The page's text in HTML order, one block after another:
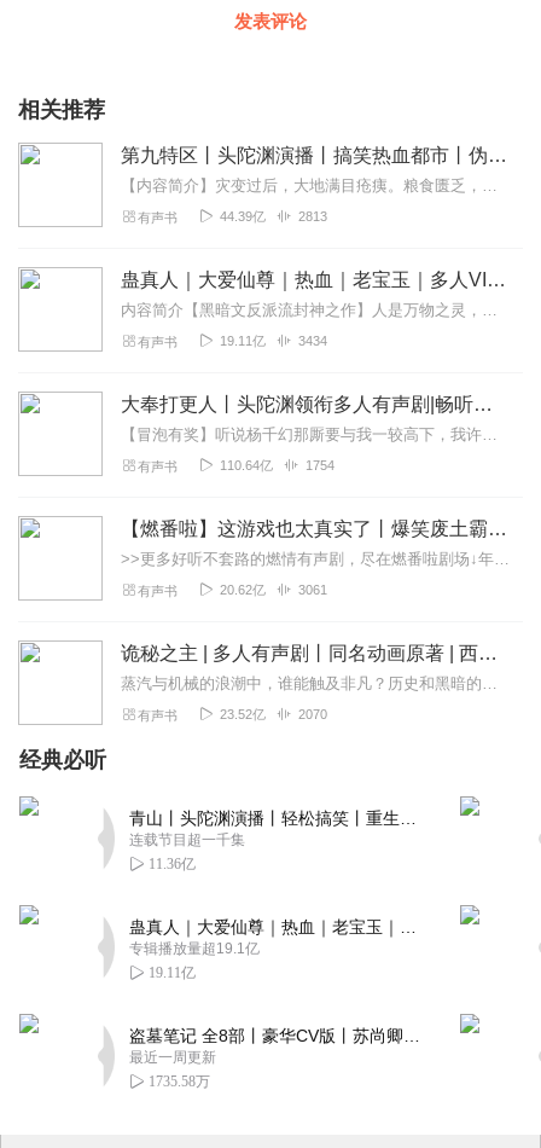
发表评论
相关推荐
第九特区丨头陀渊演播丨搞笑热血都市丨伪戒丨VIP免费多人有声剧
【内容简介】灾变过后，大地满目疮痍。粮食匮乏，资源紧俏，局势混乱……一位从待规划区杀出来的青年，背对着漫天黄沙，孤身来到九区谋生，却不曾想偶然结识三五好友，一念...
有声书 44.39亿 2813
蛊真人｜大爱仙尊｜热血｜老宝玉｜多人VIP免费有声剧
内容简介【黑暗文反派流封神之作】人是万物之灵，蛊是天地真精。一个穿越者不断重生的故事。一个养蛊、炼蛊、用蛊的奇特世界。配音组（男角色）老宝玉旁白...
有声书 19.11亿 3434
大奉打更人丨头陀渊领衔多人有声剧|畅听全集|王鹤棣、田曦薇主演影视剧原著|卖报小郎君
【冒泡有奖】听说杨千幻那厮要与我一较高下，我许七安要开始装叉了！快进入声音播放页戳下方输入框，冒个泡偷偷告诉我，我要用哪些诗词才能胜过他？说得好的，有赏！202...
有声书 110.64亿 1754
【燃番啦】这游戏也太真实了丨爆笑废土霸榜神作丨紫襟剧社制作
>>更多好听不套路的燃情有声剧，尽在燃番啦剧场↓年度重磅推荐本专辑为VIP免费专辑每天上午10点5集更新，订阅可以听到最新内容哦！每周抽一个专辑五星优质评论送...
有声书 20.62亿 3061
诡秘之主 | 多人有声剧丨同名动画原著 | 西幻克苏鲁 | 乌贼作品
蒸汽与机械的浪潮中，谁能触及非凡？历史和黑暗的迷雾里，又是谁在耳语？我从诡秘中醒来，睁眼看见这个世界：枪械，大炮，巨舰，飞空艇，差分机；魔药，占卜，诅咒，倒吊人...
有声书 23.52亿 2070
经典必听
连载节目超一千集
11.36亿
专辑播放量超19.1亿
19.11亿
最近一周更新
1735.58万